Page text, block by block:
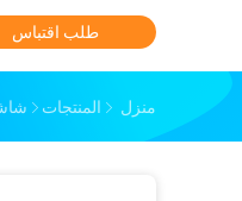
طلب اقتباس
منزل المنتجات